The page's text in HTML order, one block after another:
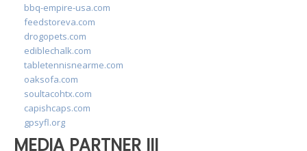
bbq-empire-usa.com
feedstoreva.com
drogopets.com
ediblechalk.com
tabletennisnearme.com
oaksofa.com
soultacohtx.com
capishcaps.com
gpsyfl.org
MEDIA PARTNER III